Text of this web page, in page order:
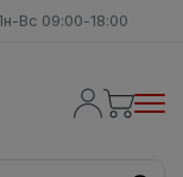
Вс 09:00-18:00